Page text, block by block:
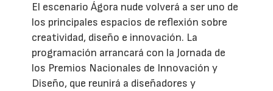
El escenario Ágora nude volverá a ser uno de
los principales espacios de reflexión sobre
creatividad, diseño e innovación. La
programación arrancará con la Jornada de
los Premios Nacionales de Innovación y
Diseño, que reunirá a diseñadores y